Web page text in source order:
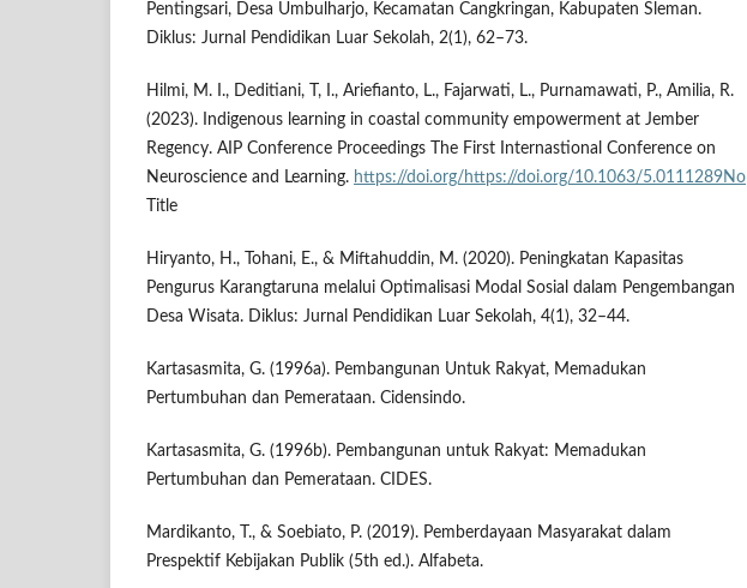
Pentingsari, Desa Umbulharjo, Kecamatan Cangkringan, Kabupaten Sleman.
Diklus: Jurnal Pendidikan Luar Sekolah, 2(1), 62–73.
Hilmi, M. I., Deditiani, T, I., Ariefianto, L., Fajarwati, L., Purnamawati, P., Amilia, R.
(2023). Indigenous learning in coastal community empowerment at Jember
Regency. AIP Conference Proceedings The First Internastional Conference on
Neuroscience and Learning. https://doi.org/https://doi.org/10.1063/5.0111289No
Title
Hiryanto, H., Tohani, E., & Miftahuddin, M. (2020). Peningkatan Kapasitas
Pengurus Karangtaruna melalui Optimalisasi Modal Sosial dalam Pengembangan
Desa Wisata. Diklus: Jurnal Pendidikan Luar Sekolah, 4(1), 32–44.
Kartasasmita, G. (1996a). Pembangunan Untuk Rakyat, Memadukan
Pertumbuhan dan Pemerataan. Cidensindo.
Kartasasmita, G. (1996b). Pembangunan untuk Rakyat: Memadukan
Pertumbuhan dan Pemerataan. CIDES.
Mardikanto, T., & Soebiato, P. (2019). Pemberdayaan Masyarakat dalam
Prespektif Kebijakan Publik (5th ed.). Alfabeta.